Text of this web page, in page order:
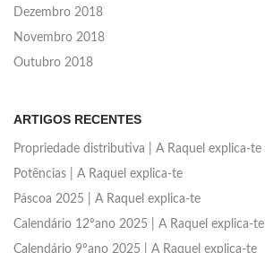
Dezembro 2018
Novembro 2018
Outubro 2018
ARTIGOS RECENTES
Propriedade distributiva | A Raquel explica-te
Potências | A Raquel explica-te
Páscoa 2025 | A Raquel explica-te
Calendário 12ºano 2025 | A Raquel explica-te
Calendário 9ºano 2025 | A Raquel explica-te